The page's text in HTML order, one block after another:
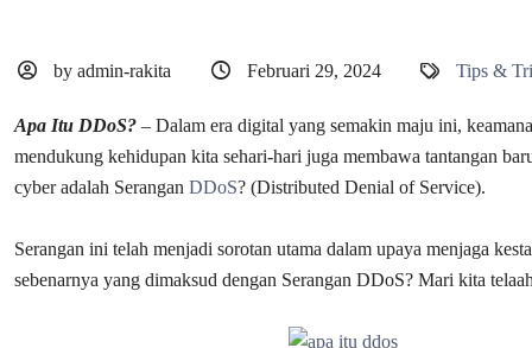
by admin-rakita Februari 29, 2024 Tips &
Apa Itu DDoS? – Dalam era digital yang semakin maju ini,
mendukung kehidupan kita sehari-hari juga membawa tantangan
cyber adalah Serangan DDoS? (Distributed Denial of Service).
Serangan ini telah menjadi sorotan utama dalam upaya menjaga
sebenarnya yang dimaksud dengan Serangan DDoS? Mari kita